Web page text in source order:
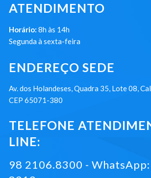
ATENDIMENTO
Horário: 8h às 14h
Segunda à sexta-feira
ENDEREÇO SEDE
Av. dos Holandeses, Quadra 35, Lote 08,
CEP 65071-380
TELEFONE
LINE:
98 2106.8300 -